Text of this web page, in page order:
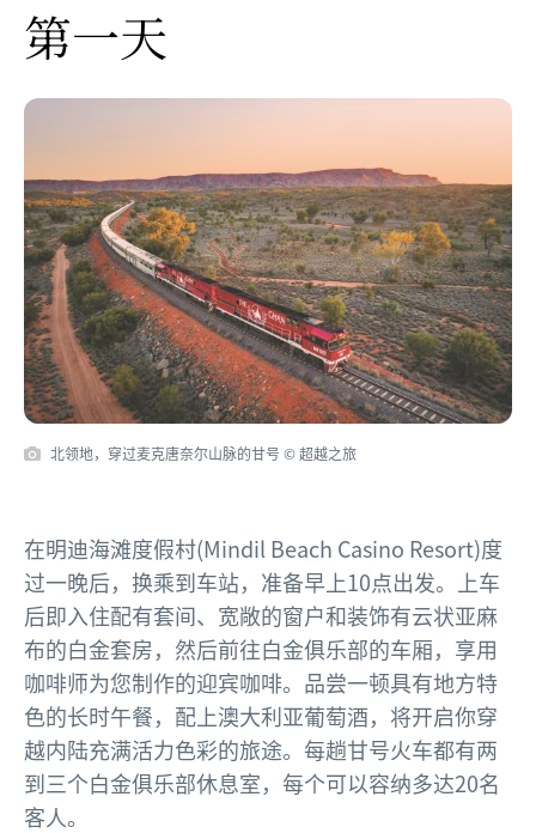
第一天
北领地，穿过麦克唐奈尔山脉的甘号 © 超越之旅
在明迪海滩度假村(Mindil Beach Casino Resort)度
过一晚后，换乘到车站，准备早上10点出发。上车
后即入住配有套间、宽敞的窗户和装饰有云状亚麻
布的白金套房，然后前往白金俱乐部的车厢，享用
咖啡师为您制作的迎宾咖啡。品尝一顿具有地方特
色的长时午餐，配上澳大利亚葡萄酒，将开启你穿
越内陆充满活力色彩的旅途。每趟甘号火车都有两
到三个白金俱乐部休息室，每个可以容纳多达20名
客人。